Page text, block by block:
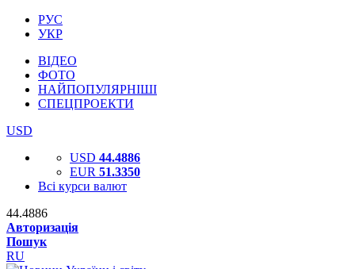
РУС
УКР
ВІДЕО
ФОТО
НАЙПОПУЛЯРНІШІ
СПЕЦПРОЕКТИ
USD
USD 44.4886
EUR 51.3350
Всі курси валют
44.4886
Авторизація
Пошук
RU